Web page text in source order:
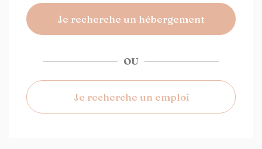
Je recherche un hébergement
OU
Je recherche un emploi